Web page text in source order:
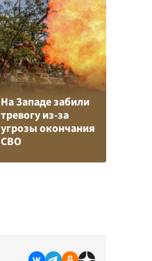
На Западе забили
тревогу из-за
угрозы окончания
СВО